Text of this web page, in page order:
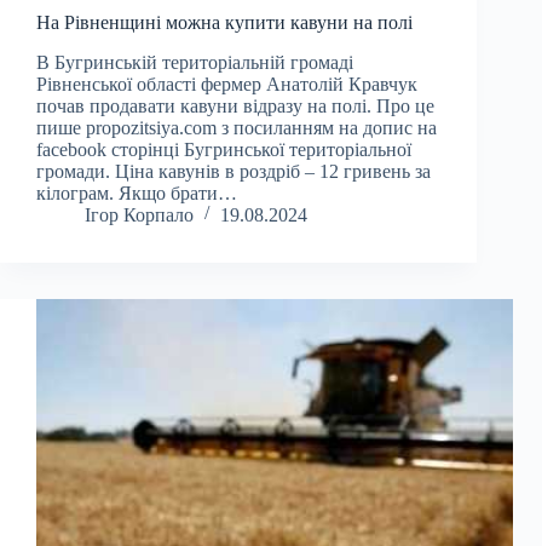
На Рівненщині можна купити кавуни на полі
В Бугринській територіальній громаді
Рівненської області фермер Анатолій Кравчук
почав продавати кавуни відразу на полі. Про це
пише propozitsiya.com з посиланням на допис на
facebook сторінці Бугринської територіальної
громади. Ціна кавунів в роздріб – 12 гривень за
кілограм. Якщо брати…
Ігор Корпало
19.08.2024